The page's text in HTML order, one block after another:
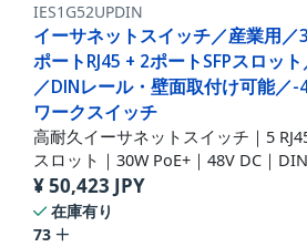
IES1G52UPDIN
イーサネットスイッチ／産業用／
ポートRJ45 + 2ポートSFPスロッ
／DINレール・壁面取付け可能／-
ワークスイッチ
高耐久イーサネットスイッチ｜5
スロット｜30W PoE+｜48V DC｜
¥50,423 JPY
在庫有り
73